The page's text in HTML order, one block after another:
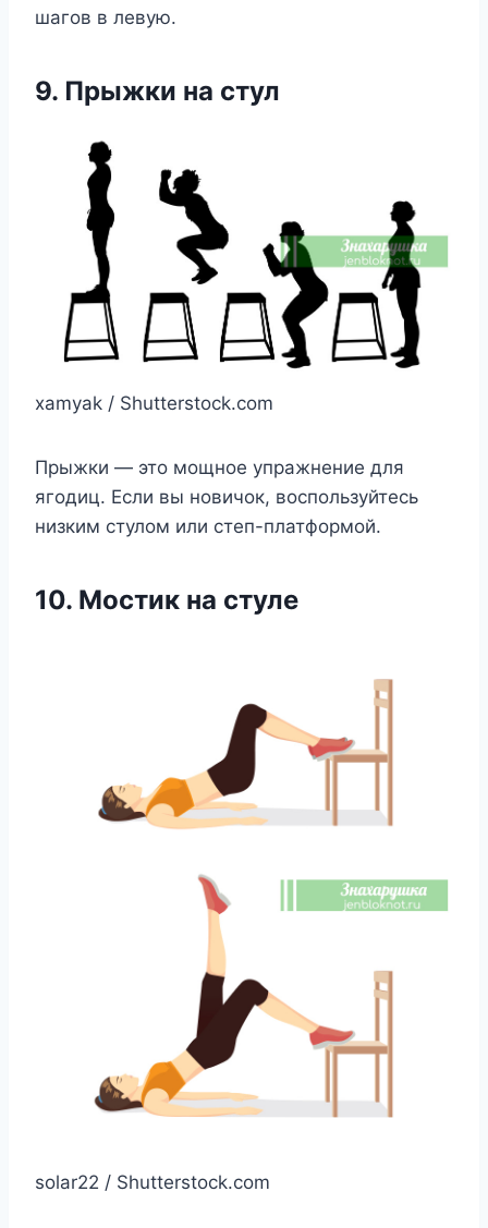
шагов в левую.
9. Прыжки на стул
xamyak / Shutterstock.com
Прыжки — это мощное упражнение для
ягодиц. Если вы новичок, воспользуйтесь
низким стулом или степ-платформой.
10. Мостик на стуле
solar22 / Shutterstock.com